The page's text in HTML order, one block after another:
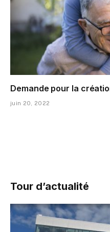
Demande pour la
juin 20, 2022
Tour d’actualité